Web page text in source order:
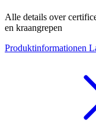
Alle details over
en kraangrepen
Produktinformationen